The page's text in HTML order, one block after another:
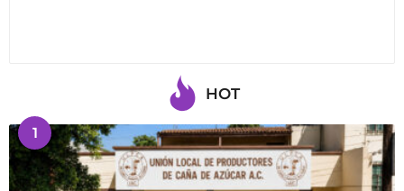
HOT
1